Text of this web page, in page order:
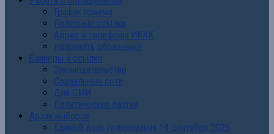
График приема
Полезные ссылки
Адрес и телефоны ИККК
Направить обращение
Баннеры и ссылки
Законодательство
Социальные сети
Для СМИ
Политические партии
Архив выборов
Единый день голосования 14 сентября 2025